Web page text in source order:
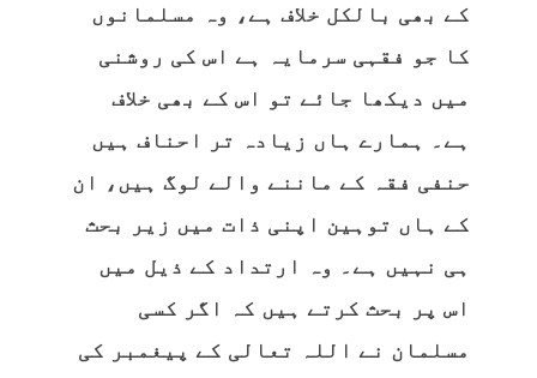
کے بھی بالکل خلاف ہے، وہ مسلمانوں
کا جو فقہی سرمایہ ہے اس کی روشنی
میں دیکھا جائے تو اس کے بھی خلاف
ہے۔ ہمارے ہاں زیادہ تر احناف ہیں
حنفی فقہ کے ماننے والے لوگ ہیں، ان
کے ہاں توہین اپنی ذات میں زیر بحث
ہی نہیں ہے۔ وہ ارتداد کے ذیل میں
اس پر بحث کرتے ہیں کہ اگر کسی
مسلمان نے اللہ تعالی کے پیغمبر کی